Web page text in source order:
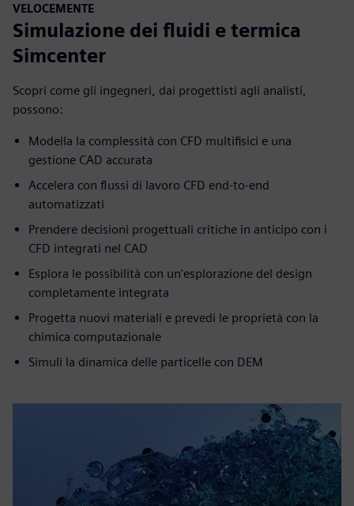
VELOCEMENTE
Simulazione dei fluidi e termica
Simcenter
Scopri come gli ingegneri, dai progettisti agli analisti,
possono:
Modella la complessità con CFD multifisici e una
gestione CAD accurata
Accelera con flussi di lavoro CFD end-to-end
automatizzati
Prendere decisioni progettuali critiche in anticipo con i
CFD integrati nel CAD
Esplora le possibilità con un'esplorazione del design
completamente integrata
Progetta nuovi materiali e prevedi le proprietà con la
chimica computazionale
Simuli la dinamica delle particelle con DEM